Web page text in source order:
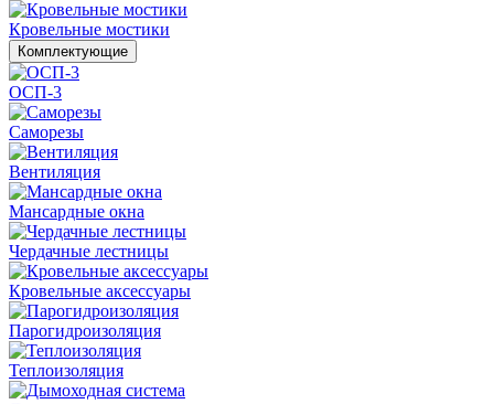
Кровельные мостики
Комплектующие
ОСП-3
Саморезы
Вентиляция
Мансардные окна
Чердачные лестницы
Кровельные аксессуары
Парогидроизоляция
Теплоизоляция